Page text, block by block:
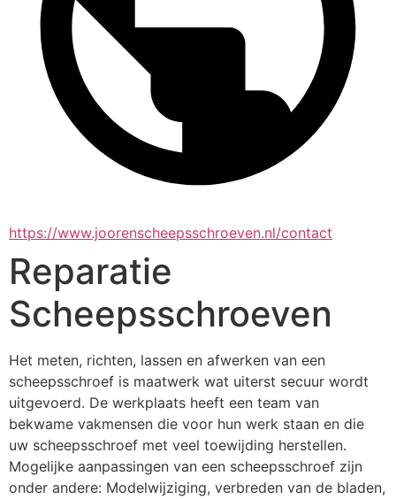
https://www.joorenscheepsschroeven.nl/contact
Reparatie
Scheepsschroeven
Het meten, richten, lassen en afwerken van een
scheepsschroef is maatwerk wat uiterst secuur wordt
uitgevoerd. De werkplaats heeft een team van
bekwame vakmensen die voor hun werk staan en die
uw scheepsschroef met veel toewijding herstellen.
Mogelijke aanpassingen van een scheepsschroef zijn
onder andere: Modelwijziging, verbreden van de bladen,